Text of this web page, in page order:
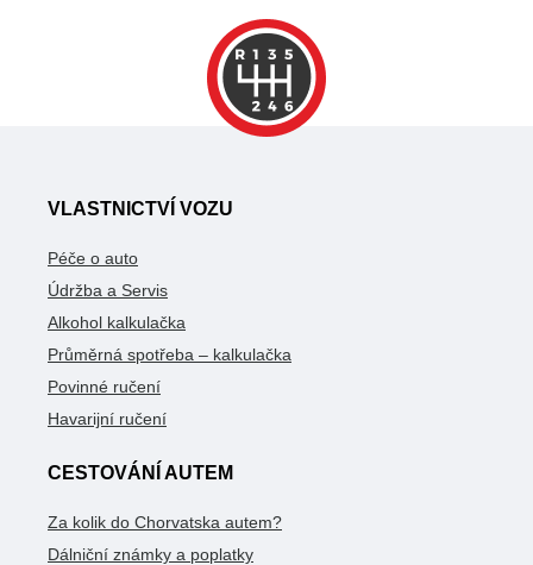
VLASTNICTVÍ VOZU
Péče o auto
Údržba a Servis
Alkohol kalkulačka
Průměrná spotřeba – kalkulačka
Povinné ručení
Havarijní ručení
CESTOVÁNÍ AUTEM
Za kolik do Chorvatska autem?
Dálniční známky a poplatky